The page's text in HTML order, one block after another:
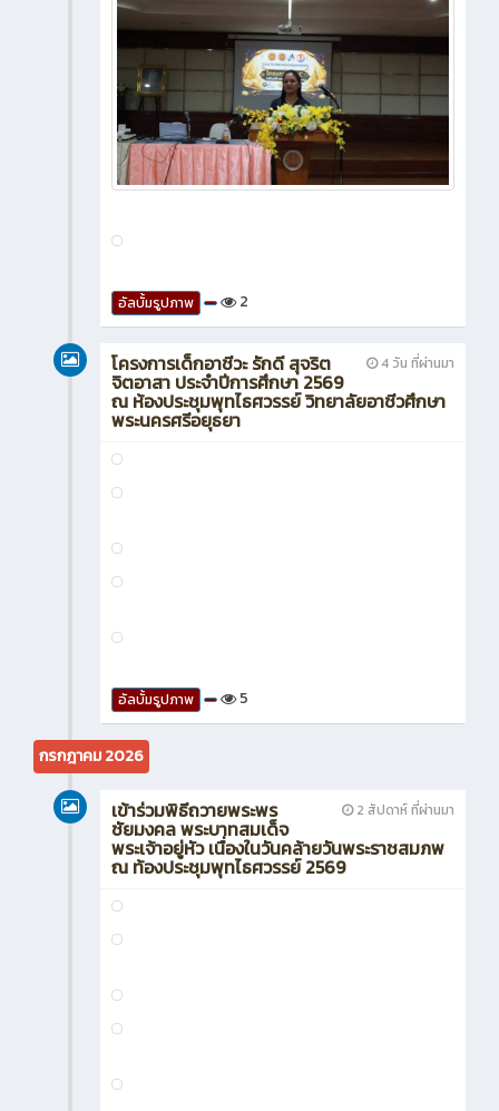
อัลบั้มรูปภาพ 2
4 วัน ที่ผ่านมา
โครงการเด็กอาชีวะ รักดี สุจริต
จิตอาสา ประจำปีการศึกษา 2569
ณ ห้องประชุมพุทไธศวรรย์ วิทยาลัยอาชีวศึกษา
พระนครศรีอยุธยา
เข้าร่วมพิธีถวายพระพร
ณ ท้องประชุมพุทไธศวรรย์ 2569